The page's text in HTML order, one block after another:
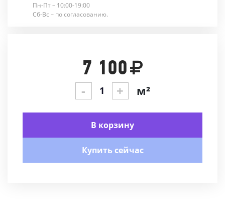
Пн-Пт – 10:00-19:00
Сб-Вс – по согласованию.
7 100
- + м²
В корзину
Купить сейчас